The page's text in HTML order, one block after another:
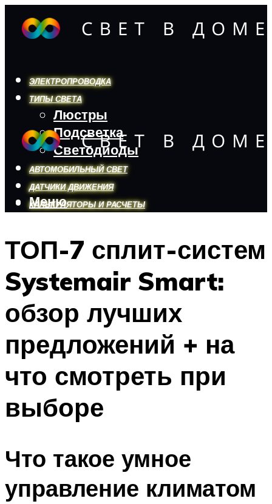
ЭЛЕКТРОПРОВОДКА
ТИПЫ СВЕТА
Люстры
Подсветка
Светодиоды
АВТОМОБИЛЬНЫЙ СВЕТ
ДАТЧИКИ ДВИЖЕНИЯ
КАЛЬКУЛЯТОРЫ И РАСЧЕТЫ
Меню
Меню
ТОП-7 сплит-систем
Systemair Smart:
обзор лучших
предложений + на
что смотреть при
выборе
Что такое умное
управление климатом